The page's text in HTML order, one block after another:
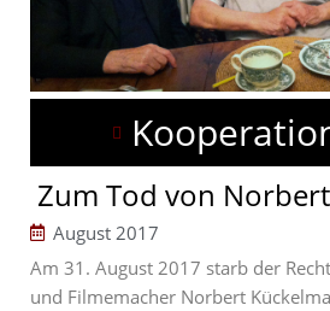
Zum Tod von
August 2017
Am 31. August 2017 starb der
und Filmemacher Norbert